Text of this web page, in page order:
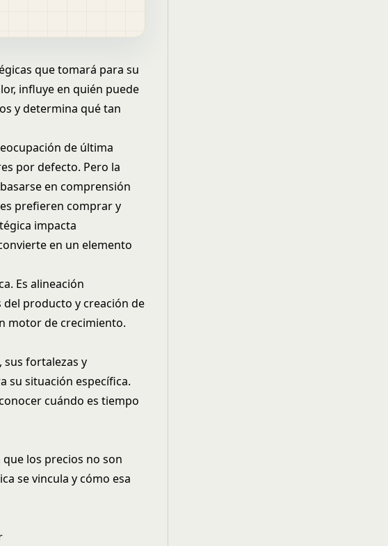
que tomará para su
influye en quién puede
y determina qué tan
de última
por defecto. Pero la
en comprensión
prefieren comprar y
impacta
en un elemento
Es alineación
producto y creación de
motor de crecimiento.
sus fortalezas y
su situación específica.
cuándo es tiempo
los precios no son
se vincula y cómo esa